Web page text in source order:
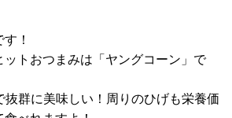
！
トおつまみは「ヤングコーン」で
抜群に美味しい！周りのひげも栄養価